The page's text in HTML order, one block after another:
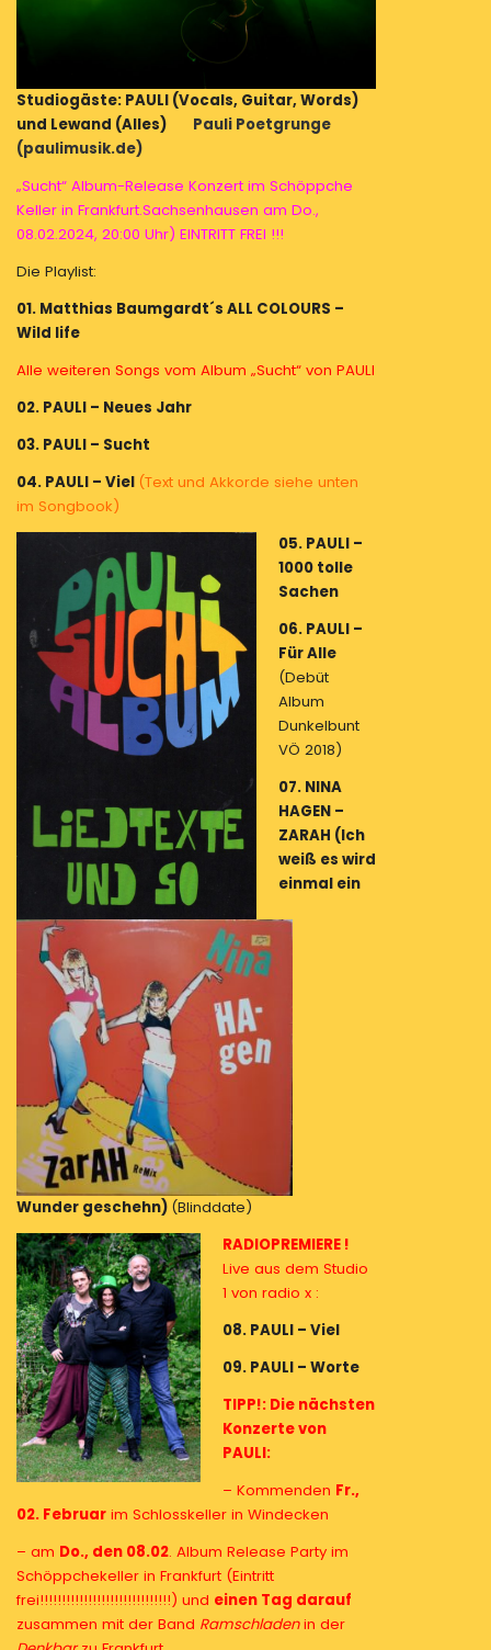
Studiogäste: PAULI (Vocals, Guitar, Words)
und Lewand (Alles) Pauli Poetgrunge
(paulimusik.de)
„Sucht“ Album-Release Konzert im Schöppche
Keller in Frankfurt.Sachsenhausen am Do.,
08.02.2024, 20:00 Uhr) EINTRITT FREI !!!
Die Playlist:
01. Matthias Baumgardt´s ALL COLOURS –
Wild life
Alle weiteren Songs vom Album „Sucht“ von PAULI
02. PAULI – Neues Jahr
03. PAULI – Sucht
04. PAULI – Viel (Text und Akkorde siehe unten
im Songbook)
05. PAULI –
1000 tolle
Sachen
06. PAULI –
Für Alle
(Debüt
Album
Dunkelbunt
VÖ 2018)
07. NINA
HAGEN –
ZARAH (Ich
weiß es wird
einmal ein
Wunder geschehn) (Blinddate)
RADIOPREMIERE !
Live aus dem Studio
1 von radio x :
08. PAULI – Viel
09. PAULI – Worte
TIPP!: Die nächsten
Konzerte von
PAULI:
– Kommenden Fr.,
02. Februar im Schlosskeller in Windecken
– am Do., den 08.02. Album Release Party im
Schöppchekeller in Frankfurt (Eintritt
frei!!!!!!!!!!!!!!!!!!!!!!!!!!!!!!) und einen Tag darauf
zusammen mit der Band Ramschladenin der